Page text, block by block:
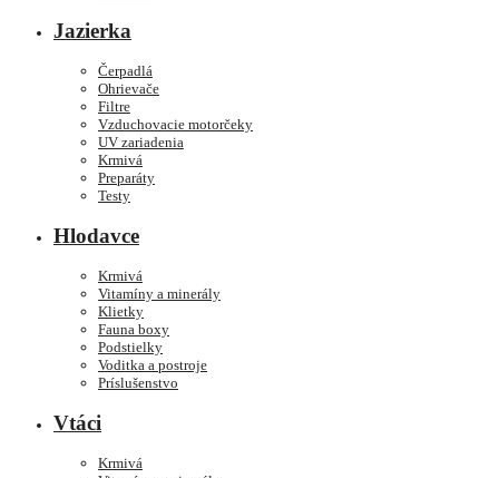
Jazierka
Čerpadlá
Ohrievače
Filtre
Vzduchovacie motorčeky
UV zariadenia
Krmivá
Preparáty
Testy
Hlodavce
Krmivá
Vitamíny a minerály
Klietky
Fauna boxy
Podstielky
Voditka a postroje
Príslušenstvo
Vtáci
Krmivá